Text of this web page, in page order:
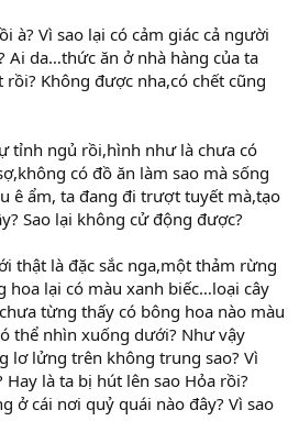
à? Vì sao lại có cảm giác cả người
Ai da…thức ăn ở nhà hàng của ta
rồi? Không được nha,có chết cũng
tỉnh ngủ rồi,hình như là chưa có
có đồ ăn làm sao mà sống
ê ẩm, ta đang đi trượt tuyết mà,tạo
Sao lại không cử động được?
thật là đặc sắc nga,một thảm rừng
hoa lại có màu xanh biếc…loại cây
từng thấy có bông hoa nào màu
thể nhìn xuống dưới? Như vậy
lơ lửng trên không trung sao? Vì
là ta bị hút lên sao Hỏa rồi?
ở cái nơi quỷ quái nào đây? Vì sao